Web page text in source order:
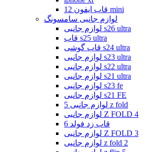
قاب ایفون 12 mini
لوازم جانبی سامسونگ
لوازم جانبی s26 ultra
قاب s25 ultra
قاب گوشی s24 ultra
لوازم جانبی s23 ultra
لوازم جانبی s22 ultra
لوازم جانبی s21 ultra
لوازم جانبی s23 fe
لوازم جانبی s21 FE
لوازم جانبی 5 z fold
لوازم جانبی Z FOLD 4
قاب زد فولد 6
لوازم جانبی Z FOLD 3
لوازم جانبی z fold 2